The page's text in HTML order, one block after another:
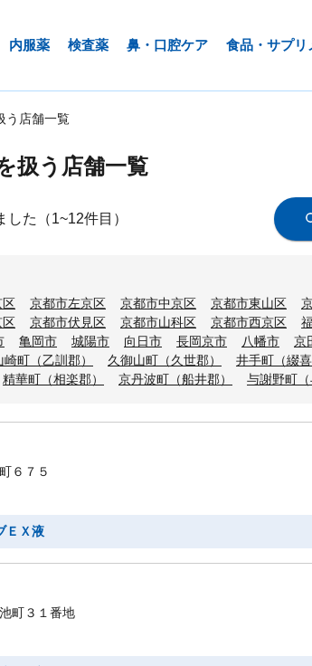
内服薬 検査薬 鼻・口腔ケア 食品・サプリ
う店舗一覧
扱う店舗一覧
した （1~12件目）
区 京都市左京区 京都市中京区 京都市東山区
区 京都市伏見区 京都市山科区 京都市西京区
亀岡市 城陽市 向日市 長岡京市 八幡市 京
崎町（乙訓郡） 久御山町（久世郡）
井手町（綴喜
精華町（相楽郡） 京丹波町（船井郡） 与謝野町（
６７５
ＥＸ液
町３１番地